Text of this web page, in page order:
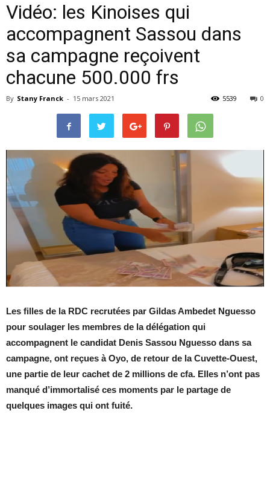
Vidéo: les Kinoises qui
accompagnent Sassou dans
sa campagne reçoivent
chacune 500.000 frs
By Stany Franck - 15 mars 2021 0
5539
Les filles de la RDC recrutées par Gildas Ambedet Nguesso
pour soulager les membres de la délégation qui
accompagnent le candidat Denis Sassou Nguesso dans sa
campagne, ont reçues à Oyo, de retour de la Cuvette-Ouest,
une partie de leur cachet de 2 millions de cfa. Elles n’ont pas
manqué d’immortalisé ces moments par le partage de
quelques images qui ont fuité.